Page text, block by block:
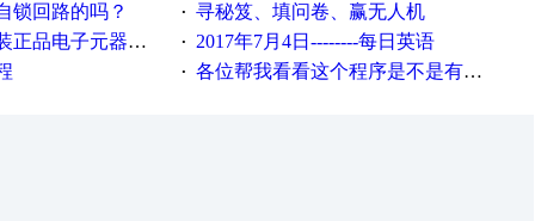
锁回路的吗？
· 寻秘笈、填问卷、赢无人机
元器件，价格怎么样
·
2017年7月4日--------每日英语
· 各位帮我看看这个程序是不是有问题？？？